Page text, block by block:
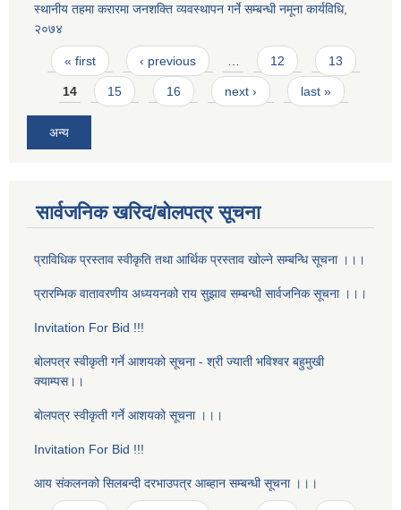
स्थानीय तहमा करारमा जनशक्ति व्यवस्थापन गर्ने सम्बन्धी नमूना कार्यविधि,
२०७४
Pages
« first ‹ previous 12 13
14 15 16 next › last »
अन्य
सार्वजनिक खरिद/बोलपत्र सूचना
प्राविधिक प्रस्ताव स्वीकृति तथा आर्थिक प्रस्ताव खोल्ने सम्बन्धि सूचना ।।।
प्रारम्भिक वातावरणीय अध्ययनको राय सुझाव सम्बन्धी सार्वजनिक सूचना ।।।
Invitation For Bid !!!
बाेलपत्र स्वीकृती गर्ने आशयको सूचना - श्री ज्याती भविश्वर बहुमुखी
क्याम्पस।।
बाेलपत्र स्वीकृती गर्ने आशयको सूचना ।।।
Invitation For Bid !!!
आय संकलनको सिलबन्दी दरभाउपत्र आब्हान सम्बन्धी सूचना ।।।